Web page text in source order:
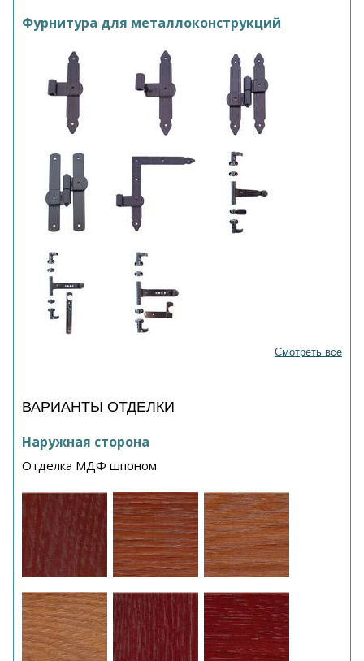
Фурнитура для металлоконструкций
Смотреть все
ВАРИАНТЫ ОТДЕЛКИ
Наружная сторона
Отделка МДФ шпоном